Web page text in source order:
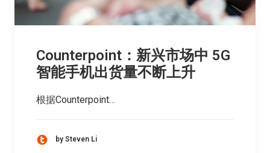
Counterpoint：新兴市场中 5G
智能手机出货量不断上升
根据Counterpoint…
by Steven Li